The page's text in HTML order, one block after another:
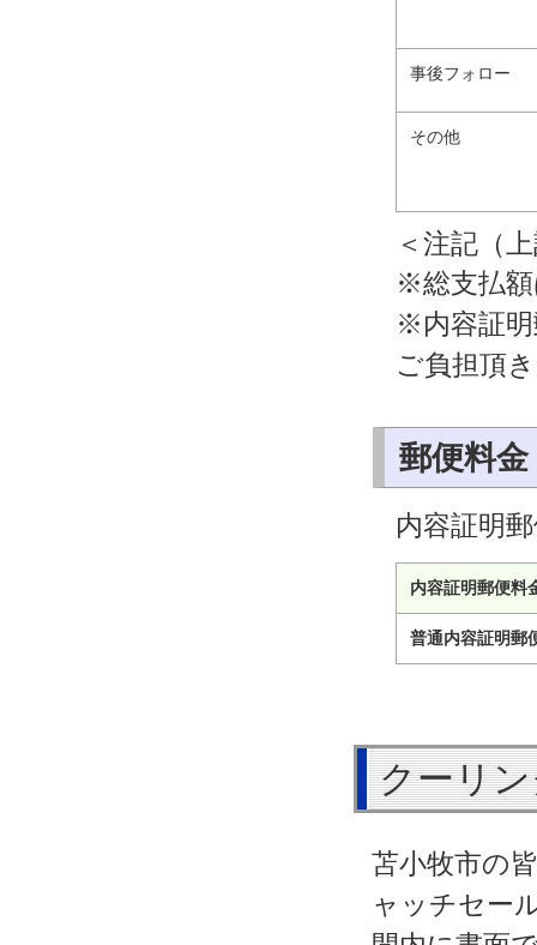
事後フォロー
その他
＜注記（
※総支払
※内容証明
ご負担頂
郵便料
内容証明
内容証明郵便料
普通内容証明郵
クーリ
苫小牧市の
ャッチセー